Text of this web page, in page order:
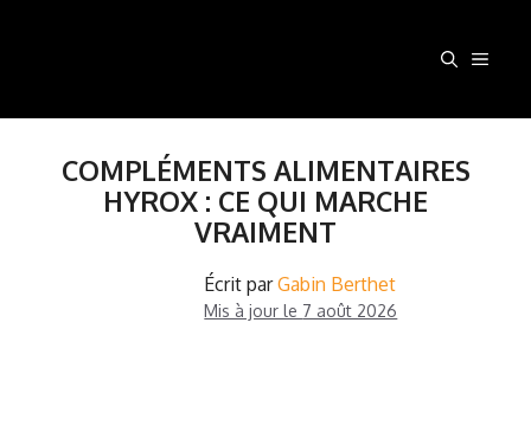
COMPLÉMENTS ALIMENTAIRES
HYROX : CE QUI MARCHE
VRAIMENT
Écrit parGabin Berthet
Mis à jour le 7 août 2026